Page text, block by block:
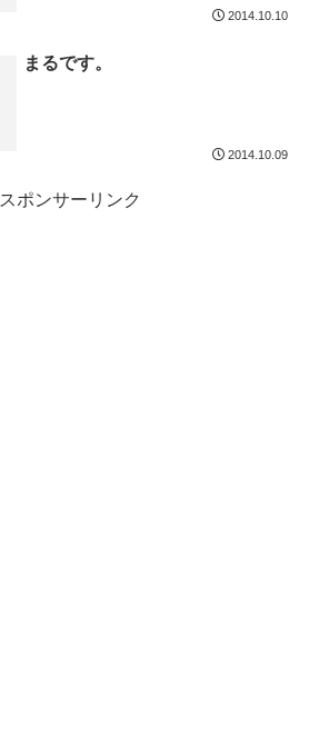
2014.10.10
まるです。
2014.10.09
スポンサーリンク